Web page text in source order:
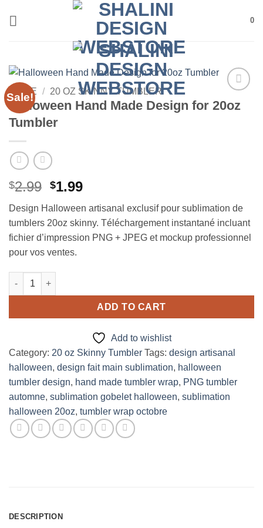
0
Sale!
Add to
wishlist
HOME / 20 OZ SKINNY TUMBLER
Halloween Hand Made Design for 20oz
Tumbler
$2.99 Original
was:
$2.99.
$1.99Current
is:
$1.99.
Design Halloween artisanal exclusif pour sublimation de
tumblers 20oz skinny. Téléchargement instantané incluant
fichier d’impression PNG + JPEG et mockup professionnel
pour vos ventes.
Halloween Hand Made Design for 20oz Tumbler quantity
ADD TO CART
Add to wishlist
Category: 20 oz Skinny Tumbler Tags: design artisanal
halloween, design fait main sublimation, halloween
tumbler design, hand made tumbler wrap, PNG tumbler
automne, sublimation gobelet halloween, sublimation
halloween 20oz, tumbler wrap octobre
DESCRIPTION